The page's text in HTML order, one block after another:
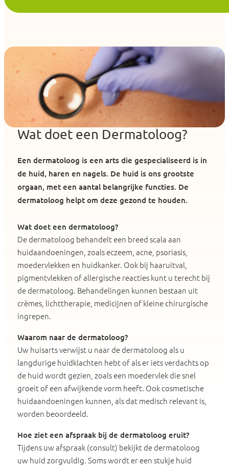
Wat doet een Dermatoloog?
Een dermatoloog is een arts die gespecialiseerd is in
de huid, haren en nagels. De huid is ons grootste
orgaan, met een aantal belangrijke functies. De
dermatoloog helpt om deze gezond te houden.
Wat doet een dermatoloog?
De dermatoloog behandelt een breed scala aan
huidaandoeningen, zoals eczeem, acne, psoriasis,
moedervlekken en huidkanker. Ook bij haaruitval,
pigmentvlekken of allergische reacties kunt u terecht bij
de dermatoloog. Behandelingen kunnen bestaan uit
crèmes, lichttherapie, medicijnen of kleine chirurgische
ingrepen.
Waarom naar de dermatoloog?
Uw huisarts verwijst u naar de dermatoloog als u
langdurige huidklachten hebt of als er iets verdachts op
de huid wordt gezien, zoals een moedervlek die snel
groeit of een afwijkende vorm heeft. Ook cosmetische
huidaandoeningen kunnen, als dat medisch relevant is,
worden beoordeeld.
Hoe ziet een afspraak bij de dermatoloog eruit?
Tijdens uw afspraak (consult) bekijkt de dermatoloog
uw huid zorgvuldig. Soms wordt er een stukje huid